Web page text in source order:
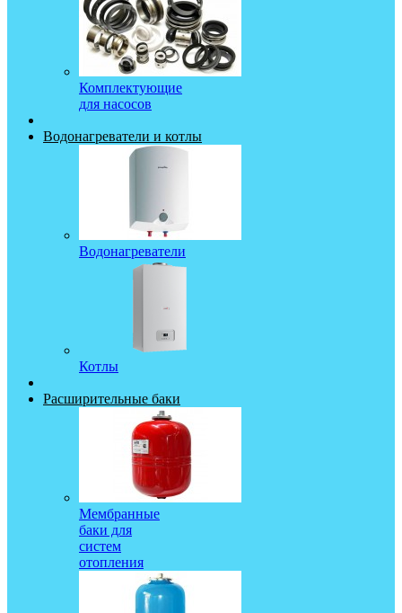
Комплектующие
для насосов
Водонагреватели и котлы
Водонагреватели
Котлы
Расширительные баки
Мембранные
баки для
систем
отопления